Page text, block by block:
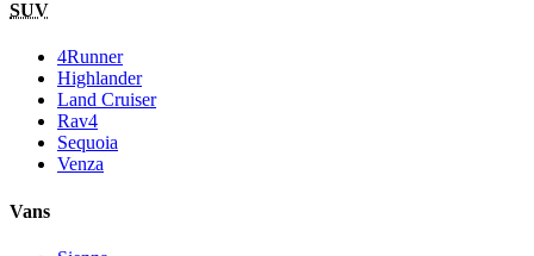
SUV
4Runner
Highlander
Land Cruiser
Rav4
Sequoia
Venza
Vans